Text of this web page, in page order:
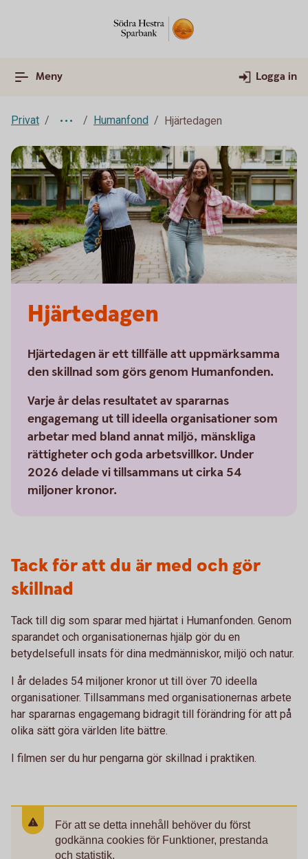
Meny Logga in
Privat Humanfond Hjärtedagen
Hjärtedagen
Hjärtedagen är ett tillfälle att uppmärksamma
den skillnad som görs genom Humanfonden.
Varje år delas resultatet av spararnas
engagemang ut till ideella organisationer som
arbetar med bland annat miljö, mänskliga
rättigheter och goda arbetsvillkor. Under
2026 delade vi tillsammans ut cirka 54
miljoner kronor.
Tack för att du är med och gör
skillnad
Tack till dig som sparar med hjärtat i Humanfonden. Genom
sparandet och organisationernas hjälp gör du en
betydelsefull insats för dina medmänniskor, miljö och natur.
I år delades 54 miljoner kronor ut till över 70 ideella
organisationer. Tillsammans med organisationernas arbete
har spararnas engagemang bidragit till förändring för att på
olika sätt göra världen lite bättre.
I filmen ser du hur pengarna gör skillnad i praktiken.
För att se detta innehåll behöver du först
godkänna cookies för Funktioner, prestanda
och statistik.